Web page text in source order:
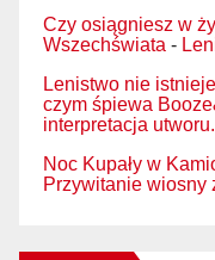
Czy osiągniesz w
Wszechświata -
Lenistwo nie
czym śpiewa
interpretacja utworu.
Noc Kupały w
Przywitanie wiosny